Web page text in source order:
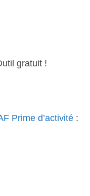
gratuit !
Prime d’activité :